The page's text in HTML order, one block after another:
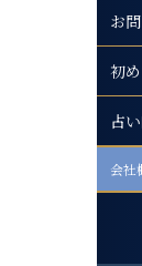
お
初
占
会社